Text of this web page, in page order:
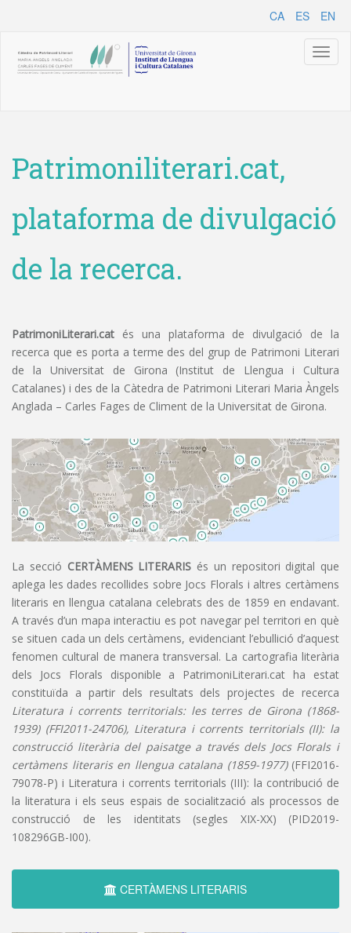
CA ES EN
Patrimoniliterari.cat,
plataforma de divulgació
de la recerca.
PatrimoniLiterari.cat és una plataforma de divulgació de la
recerca que es porta a terme des del grup de Patrimoni Literari
de la Universitat de Girona (Institut de Llengua i Cultura
Catalanes) i des de la Càtedra de Patrimoni Literari Maria Àngels
Anglada – Carles Fages de Climent de la Universitat de Girona.
La secció CERTÀMENS LITERARIS és un repositori digital que
aplega les dades recollides sobre Jocs Florals i altres certàmens
literaris en llengua catalana celebrats des de 1859 en endavant.
A través d’un mapa interactiu es pot navegar pel territori en què
se situen cada un dels certàmens, evidenciant l’ebullició d’aquest
fenomen cultural de manera transversal. La cartografia literària
dels Jocs Florals disponible a PatrimoniLiterari.cat ha estat
constituïda a partir dels resultats dels projectes de recerca
Literatura i corrents territorials: les terres de Girona (1868-
1939) (FFI2011-24706), Literatura i corrents territorials (II): la
construcció literària del paisatge a través dels Jocs Florals i
certàmens literaris en llengua catalana (1859-1977)(FFI2016-
79078-P) i Literatura i corrents territorials (III): la contribució de
la literatura i els seus espais de socialització als processos de
construcció de les identitats (segles XIX-XX) (PID2019-
108296GB-I00).
CERTÀMENS LITERARIS